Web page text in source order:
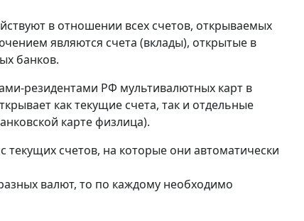
в отношении всех счетов, открываемых
являются счета (вклады), открытые в
банков.
резидентами РФ мультивалютных карт в
как текущие счета, так и отдельные
карте физлица).
текущих счетов, на которые они автоматически
валют, то по каждому необходимо